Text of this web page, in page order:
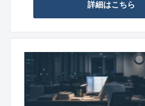
詳細はこちら